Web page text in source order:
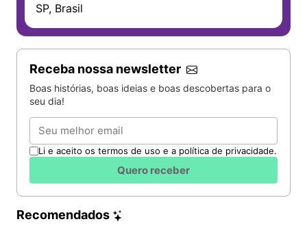
SP, Brasil
Receba nossa newsletter
Boas histórias, boas ideias e boas descobertas para o
seu dia!
Email
Li e aceito os termos de uso e a política de privacidade.
Quero receber
Recomendados